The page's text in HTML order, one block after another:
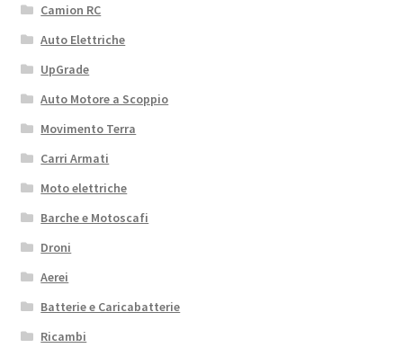
Camion RC
Auto Elettriche
UpGrade
Auto Motore a Scoppio
Movimento Terra
Carri Armati
Moto elettriche
Barche e Motoscafi
Droni
Aerei
Batterie e Caricabatterie
Ricambi